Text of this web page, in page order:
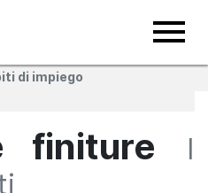
di impiego
finiture
I